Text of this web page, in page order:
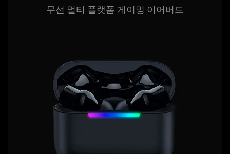
무선 멀티 플랫폼 게이밍 이어버드